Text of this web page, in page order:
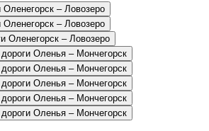
Оленегорск – Ловозеро
Оленегорск – Ловозеро
Оленегорск – Ловозеро
Оленья – Мончегорск
Оленья – Мончегорск
Оленья – Мончегорск
Оленья – Мончегорск
Оленья – Мончегорск